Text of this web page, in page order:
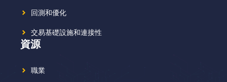
回測和優化
交易基礎設施和連接性
資源
職業